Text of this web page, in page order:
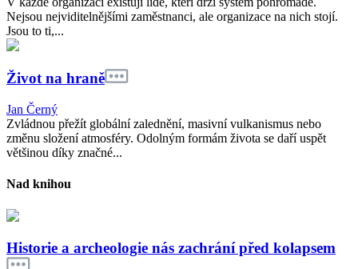
Nejsou nejviditelnějšími zaměstnanci, ale organizace na nich stojí.
Jsou to ti,...
Život na hraně
Jan Černý
Zvládnou přežít globální zalednění, masivní vulkanismus nebo
změnu složení atmosféry. Odolným formám života se daří uspět
většinou díky značné...
Nad knihou
Historie a archeologie nás zachrání před kolapsem